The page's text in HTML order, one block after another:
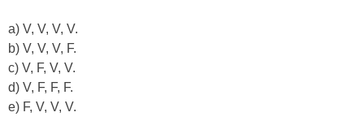
a) V, V, V, V.
b) V, V, V, F.
c) V, F, V, V.
d) V, F, F, F.
e) F, V, V, V.